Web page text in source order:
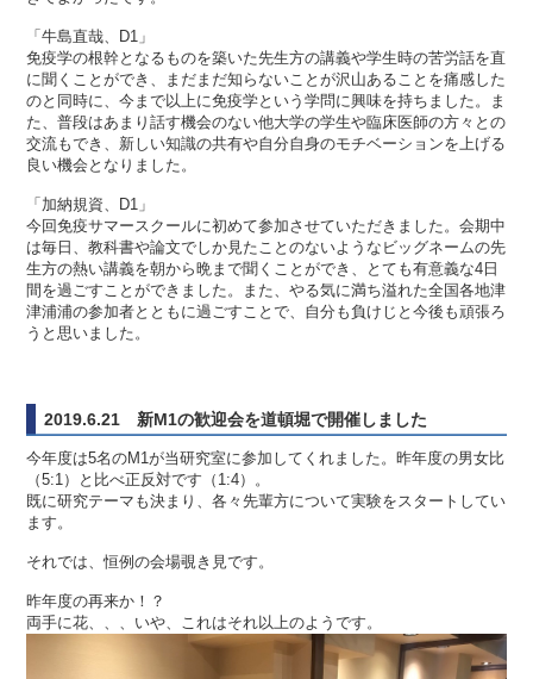
「牛島直哉、D1」
免疫学の根幹となるものを築いた先生方の講義や学生時の苦労話を直
に聞くことができ、まだまだ知らないことが沢山あることを痛感した
のと同時に、今まで以上に免疫学という学問に興味を持ちました。ま
た、普段はあまり話す機会のない他大学の学生や臨床医師の方々との
交流もでき、新しい知識の共有や自分自身のモチベーションを上げる
良い機会となりました。
「加納規資、D1」
今回免疫サマースクールに初めて参加させていただきました。会期中
は毎日、教科書や論文でしか見たことのないようなビッグネームの先
生方の熱い講義を朝から晩まで聞くことができ、とても有意義な4日
間を過ごすことができました。また、やる気に満ち溢れた全国各地津
津浦浦の参加者とともに過ごすことで、自分も負けじと今後も頑張ろ
うと思いました。
2019.6.21 新M1の歓迎会を道頓堀で開催しました
今年度は5名のM1が当研究室に参加してくれました。昨年度の男女比
（5:1）と比べ正反対です（1:4）。
既に研究テーマも決まり、各々先輩方について実験をスタートしてい
ます。
それでは、恒例の会場覗き見です。
昨年度の再来か！？
両手に花、、、いや、これはそれ以上のようです。